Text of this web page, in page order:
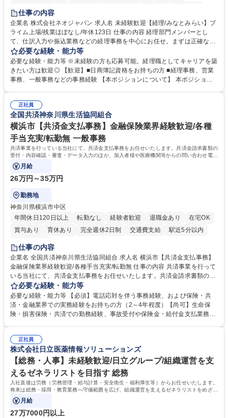
未経験者歓迎
完全週休2日制
交通費支給 駅近5分以内 土日祝休み
服装自由
寮・社宅あり
仕事の内容
企業名 株式会社ネオジャパン 求人名 未経験歓迎【経理/みなとみらい】プ
ライム上場/残業ほぼなし/年休123日 仕事の内容 経理部門メンバーとし
て、仕訳入力や振込業務などの経理事務を中心にお任せ。まずは正確な入
力・確認業務からスタートし、既存メンバーと一緒に業務を進めながら段
階的に経理知識を身につけていただきます。 【具体的には】 ■社内稟議に
基づく仕訳入力 ■月末の振込業務 ■明細作成 ■伝票処理、記帳業務 ■既存
メンバーの業務サポート 【将来的には】 ■月次決算補助 ■四半期・年次決
想定です。 募集職種 未経験歓迎【経理/みなとみらい】プライム上場/残業
ほぼなし/年休123日
必要な経験・能力等
必要な経験・能力等 ※未経験の方も応募可能。経理職としてキャリアを築
きたい方は歓迎◎ 【歓迎】■日商簿記資格をお持ちの方 ■経理事務、営業
事務、一般事務などの事務経験 【本ポジションについて】 本ポジション
当し、3～5年をかけて月次決算・四半期決算・開示資料作成補助などへス
テップアップできます。また、残業は通常月ほぼなく、決算月でも10時間
未満のため、無理なく経理として専門性を身につけられる環境です。 学
歴・資格 学歴：大学院 大学 高専 短大 専修学校 高校 語学力： 資格：日商
簿記検定1級 日商簿記検定2級
正社員
全国共済神奈川県生活協同組合
横浜市【共済金支払事務】金融保険業界経験歓迎/各種
手当充実/転勤無 一般事務
共済事業を行っている当社にて、共済金支払事務をお任せいたします。共済金請求書類の
受付・内容確認・審査・データ入力のほか、加入者様や医療機関等からの問い合わせ電話
対応や書類発送等を担当します。
月給
26万円～35万円
勤務地
神奈川県横浜市中区
年間休日120日以上
転勤なし 経験者歓迎 退職金あり
在宅OK
賞与あり
育休あり 完全週休2日制 交通費支給
駅近5分以内
土日祝休み
仕事の内容
企業名 全国共済神奈川県生活協同組合 求人名 横浜市【共済金支払事務】
金融保険業界経験歓迎/各種手当充実/転勤無 仕事の内容 共済事業を行って
いる当社にて、共済金支払事務をお任せいたします。共済金請求書類の受
付・内容確認・審査・データ入力のほか、加入者様や医療機関等からの問
い合わせ電話対応や書類発送等を担当します。 ■共済金請求書類の受付、
内容確認、および共済金支払に関する審査・事務処理業務全般を担当 ■専
用システムへのデータ入力、各種必要書類の作成・発送作業 ■加入者様や
指定する業務 募集職種 横浜市【共済金支払事務】金融保険業界経験歓迎/
各種手当充実/転勤無
必要な経験・能力等
必要な経験・能力等 【必須】電話応対を伴う事務経験、および保険・共
済・金融業界での実務経験をお持ちの方（2～4年程度）【尚可】生命保
険・損害保険・共済での勤務経験、事故受付や保険金・給付金支払業務経
務へのキャリアチェンジ希望者も大歓迎です！ 学歴・資格 学歴：大学院
大学 高専 短大 専修学校 高校 語学力： 資格：
正社員
株式会社日立医薬情報ソリューションズ
【総務・人事】未経験歓迎/日立グループ/組織運営を支
えるゼネラリストを目指す 総務
入社直後は労務（労務管理・給与計算・安全衛生・福利厚生等）からお任せいたします。
将来は総務・採用・教育業務へ守備範囲を広げ、組織運営を支えるゼネラリストをめざせ
ます。
月給
27万7000円以上